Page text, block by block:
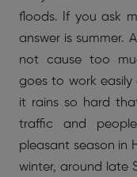
floods. If you ask
answer is summer.
not cause too
goes to work
it rains so hard
traffic and
pleasant season in
winter, around late